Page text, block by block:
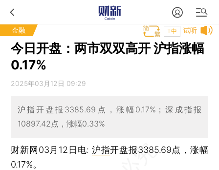
金融 试听
T中
今日开盘：两市双双高开 沪指涨幅
0.17%
2025年03月12日 09:29
沪指开盘报3385.69点，涨幅0.17%；深成指报
10897.42点，涨幅0.33%
财新网03月12日电: 沪指开盘报3385.69点，涨幅
0.17%。